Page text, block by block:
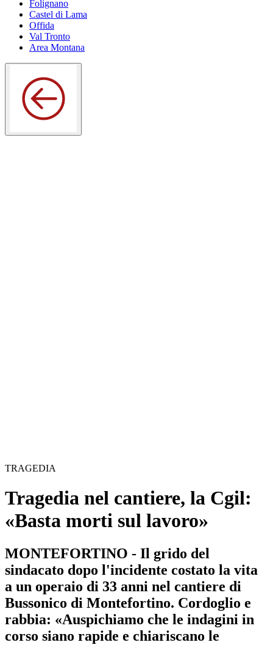
Folignano
Castel di Lama
Offida
Val Tronto
Area Montana
TRAGEDIA
Tragedia nel cantiere, la Cgil:
«Basta morti sul lavoro»
MONTEFORTINO - Il grido del
sindacato dopo l'incidente costato la vita
a un operaio di 33 anni nel cantiere di
Bussonico di Montefortino. Cordoglio e
rabbia: «Auspichiamo che le indagini in
corso siano rapide e chiariscano le